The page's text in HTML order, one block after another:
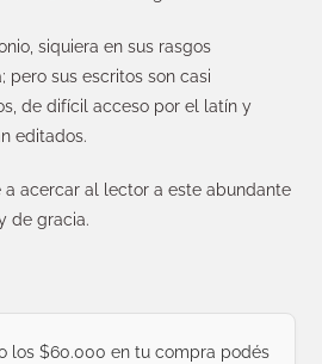
siquiera en sus rasgos
pero sus escritos son casi
de difícil acceso por el latín y
editados.
a acercar al lector a este abundante
de gracia.
los $60.000 en tu compra podés